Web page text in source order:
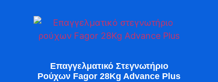
Επαγγελματικό Στεγνωτήριο
Ρούχων Fagor 28Kg Advance Plus